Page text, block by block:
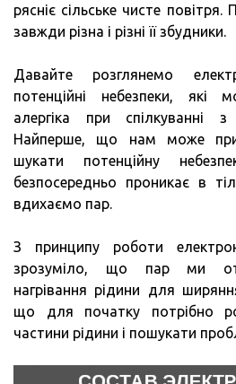
рясніє сільське чисте
завжди різна і різні її збудники.
Давайте розглянемо
потенційні небезпеки, які
алергіка при спілкуванні
Найперше, що нам може
шукати потенційну
безпосередньо проникає в
вдихаємо пар.
З принципу роботи
зрозуміло, що пар ми
нагрівання рідини для
що для початку потрібно
частини рідини і пошукати